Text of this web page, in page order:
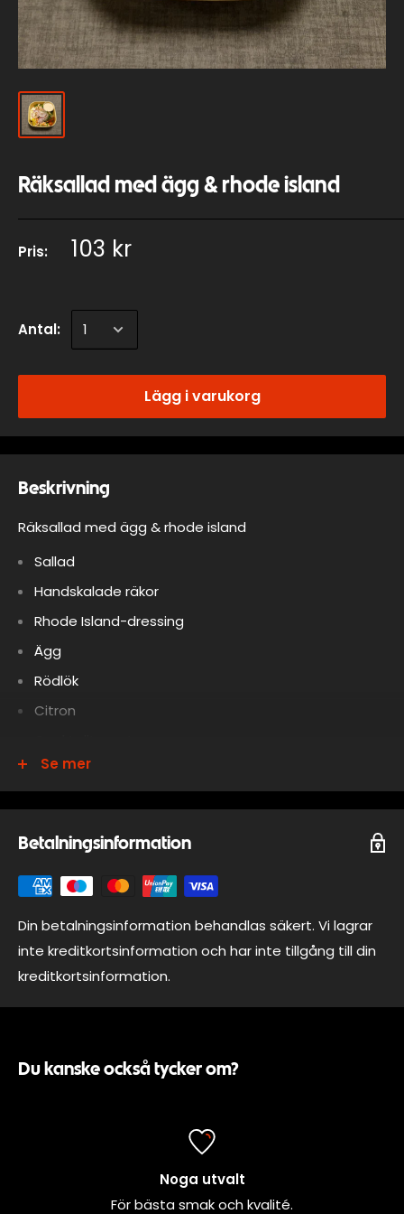
Räksallad med ägg & rhode island
Pris: 103 kr
Antal:
Lägg i varukorg
Beskrivning
Räksallad med ägg & rhode island
Sallad
Handskalade räkor
Rhode Island-dressing
Ägg
Rödlök
Citron
Dill
Allergener: RÄKOR, LAKTOS, ÄGG, SENAP, SELLERI,
Se mer
Betalningsinformation
Din betalningsinformation behandlas säkert. Vi lagrar
inte kreditkortsinformation och har inte tillgång till din
kreditkortsinformation.
Du kanske också tycker om?
Noga utvalt
För bästa smak och kvalité.